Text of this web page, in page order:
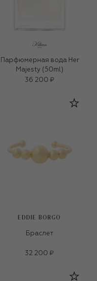
Парфюмерная вода Her
Majesty (50ml)
36 200 ₽
EDDIE BORGO
Браслет
32 200 ₽